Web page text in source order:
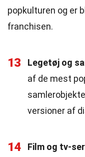
popkulturen og er
franchisen.
13 Legetøj og
af de mest
versioner af
14 Film og tv-